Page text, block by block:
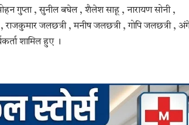
गुप्ता , सुनील बघेल , शैलेश साहू , नारायण सोनी ,
जलछत्री , मनीष जलछत्री , गोपि जलछत्री ,
शामिल हुए ।